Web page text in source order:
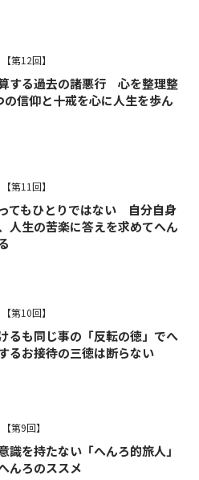
【第12回】
する過去の諸悪行 心を整理整
の信仰と十戒を心に人生を歩ん
【第11回】
てもひとりではない 自分自身
人生の苦楽に答えを求めてへん
【第10回】
るも同じ事の「反転の徳」でへ
るお接待の三徳は断らない
【第9回】
識を持たない「へんろ的旅人」
んろのススメ